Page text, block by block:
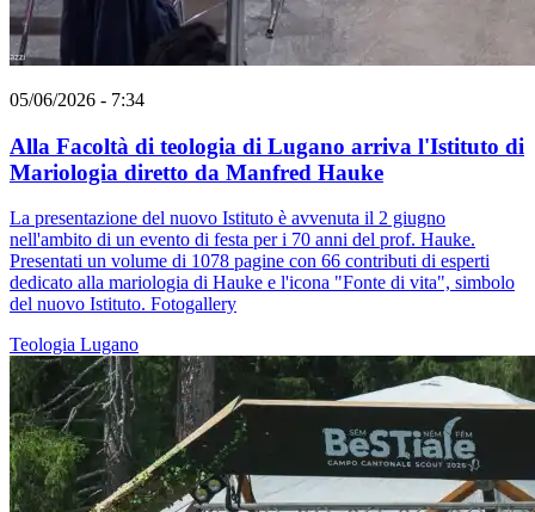
05/06/2026 - 7:34
Alla Facoltà di teologia di Lugano arriva l'Istituto di
Mariologia diretto da Manfred Hauke
La presentazione del nuovo Istituto è avvenuta il 2 giugno
nell'ambito di un evento di festa per i 70 anni del prof. Hauke.
Presentati un volume di 1078 pagine con 66 contributi di esperti
dedicato alla mariologia di Hauke e l'icona "Fonte di vita", simbolo
del nuovo Istituto. Fotogallery
Teologia Lugano